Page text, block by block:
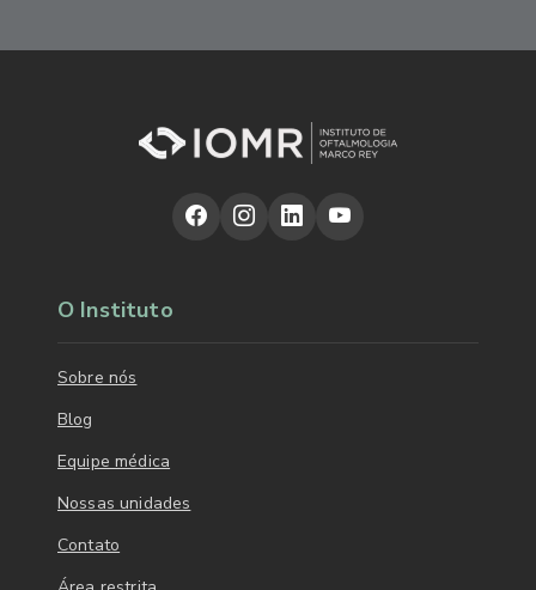
O Instituto
Sobre nós
Blog
Equipe médica
Nossas unidades
Contato